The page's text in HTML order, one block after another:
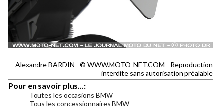
Alexandre BARDIN - © WWW.MOTO-NET.COM - Reproduction
interdite sans autorisation préalable
Pour en savoir plus...:
Toutes les occasions BMW
Tous les concessionnaires BMW